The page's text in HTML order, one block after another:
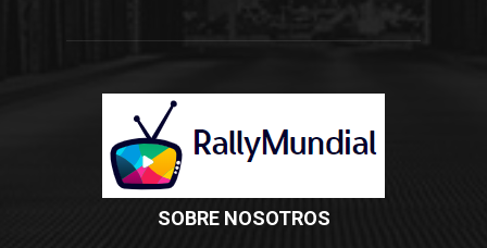
SOBRE NOSOTROS